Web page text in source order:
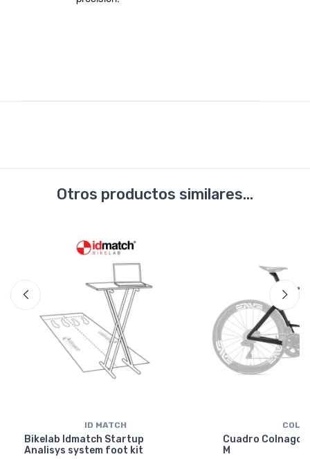
Otros productos similares...
ID MATCH
Bikelab Idmatch Startup
Analisys system foot kit
Cuadro Colnago
M